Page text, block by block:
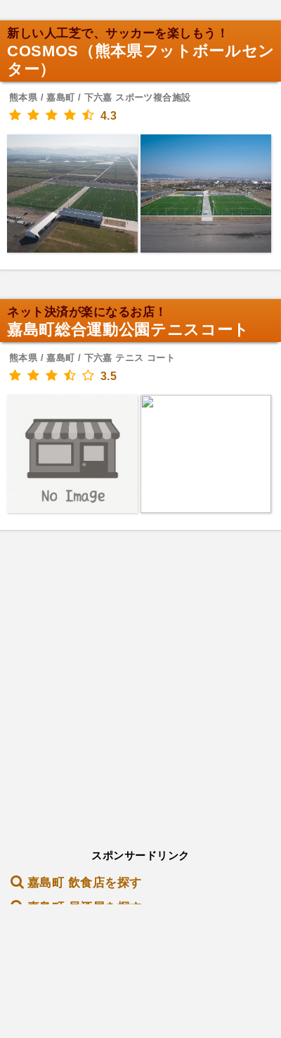
新しい人工芝で、サッカーを楽しもう！
COSMOS（熊本県フットボールセン
ター）
熊本県 / 嘉島町 / 下六嘉 スポーツ複合施設
4.3
ネット決済が楽になるお店！
嘉島町総合運動公園テニスコート
熊本県 / 嘉島町 / 下六嘉 テニス コート
3.5
スポンサードリンク
嘉島町 飲食店を探す
嘉島町 居酒屋を探す